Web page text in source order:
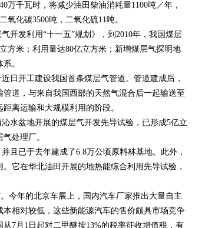
万千瓦时，将减少油田柴油消耗量1100吨／年，
氧化碳3500吨，二氧化硫11吨。
开发利用“十一五”规划》，到2010年，我国煤层
方米；利用量达80亿立方米；新增煤层气探明地
系。
日开工建设我国首条煤层气管道。管道建成后，
道，与来自我国西部的天然气混合后一起输送至
离运输和大规模利用的阶段。
水盆地开展的煤层气开发先导试验，已形成5亿立
处理厂。
且已于去年建成了6.8万公顷原料林基地。此外，
它在华北油田开展的地热能综合利用先导试验，
今年的北京车展上，国内汽车厂家推出大量自主
相对较低，这些新能源汽车的售价颇具市场竞争
7月1日起对二甲醚按13%的税率征收增值税，有